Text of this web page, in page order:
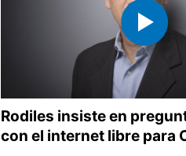
Rodiles insiste en
con el internet libre para